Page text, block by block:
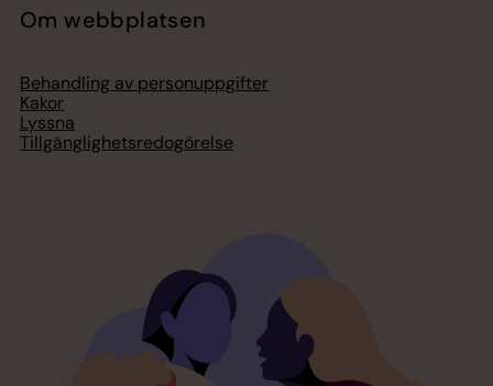
Om webbplatsen
Behandling av personuppgifter
Kakor
Lyssna
Tillgänglighetsredogörelse